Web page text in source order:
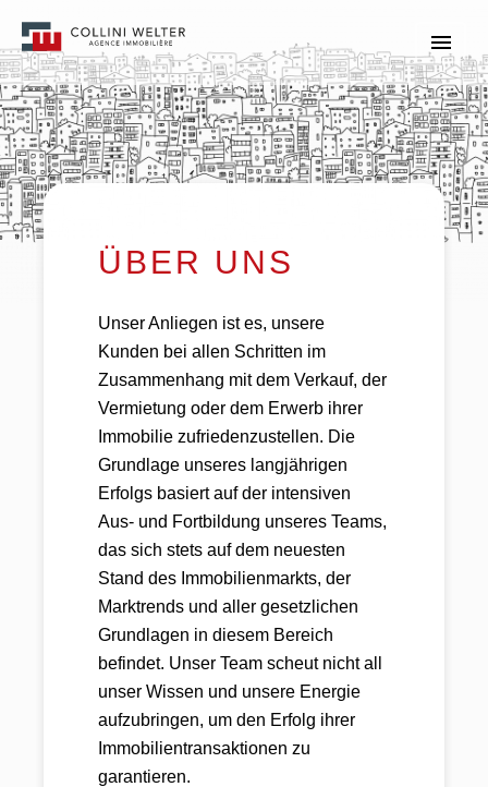
ÜBER UNS
Unser Anliegen ist es, unsere
Kunden bei allen Schritten im
Zusammenhang mit dem Verkauf, der
Vermietung oder dem Erwerb ihrer
Immobilie zufriedenzustellen. Die
Grundlage unseres langjährigen
Erfolgs basiert auf der intensiven
Aus- und Fortbildung unseres Teams,
das sich stets auf dem neuesten
Stand des Immobilienmarkts, der
Marktrends und aller gesetzlichen
Grundlagen in diesem Bereich
befindet. Unser Team scheut nicht all
unser Wissen und unsere Energie
aufzubringen, um den Erfolg ihrer
Immobilientransaktionen zu
garantieren.